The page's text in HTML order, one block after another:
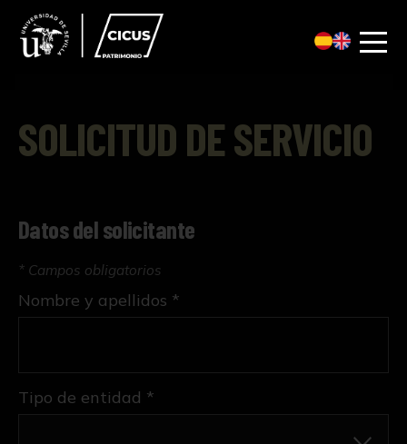
SOLICITUD DE SERVICIO
Datos del solicitante
* Campos obligatorios
Tipo de entidad *
Nombre y apellidos *